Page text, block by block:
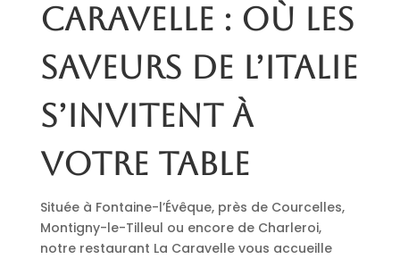
Caravelle : où les
saveurs de l’Italie
s’invitent à
votre table
Située à Fontaine-l’Évêque, près de Courcelles,
Montigny-le-Tilleul ou encore de Charleroi,
notre restaurant La Caravelle vous accueille